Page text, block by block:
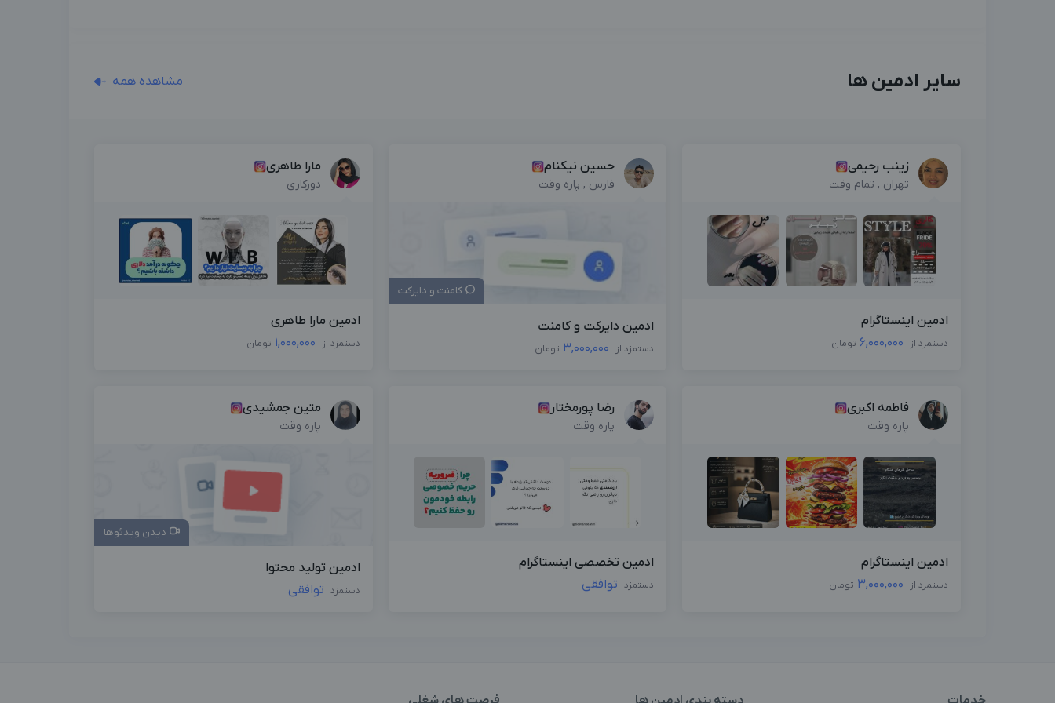
سایر ادمین ها مشاهده همه
زینب رحیمی
تهران , تمام وقت
ادمین اینستاگرام
دستمزد از 6,000,000 تومان
حسین نیکنام
فارس , پاره وقت
کامنت و دایرکت
ادمین دایرکت و کامنت
دستمزد از 3,000,000 تومان
مارا طاهری
دورکاری
ادمین مارا طاهری
دستمزد از 1,000,000 تومان
فاطمه اکبری
پاره وقت
ادمین اینستاگرام
دستمزد از 3,000,000 تومان
رضا پورمختار
پاره وقت
ادمین تخصصی اینستاگرام
دستمزد توافقی
متین جمشیدی
پاره وقت
دیدن ویدئوها
ادمین تولید محتوا
دستمزد توافقی